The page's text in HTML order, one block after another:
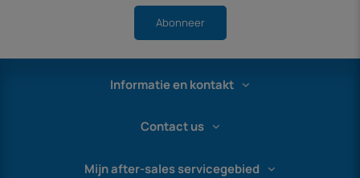
Abonneer
Informatie en kontakt
Contact us
Mijn after-sales servicegebied